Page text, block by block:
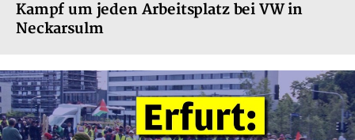
Kampf um jeden Arbeitsplatz bei VW in
Neckarsulm